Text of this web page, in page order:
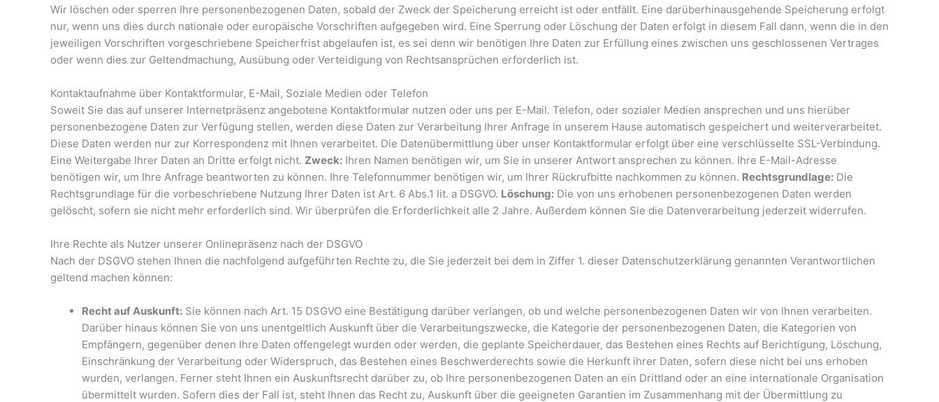
Wir löschen oder sperren Ihre personenbezogenen Daten, sobald der Zweck der Speicherung erreicht ist oder entfällt. Eine darüberhinausgehende Speicherung erfolgt
nur, wenn uns dies durch nationale oder europäische Vorschriften aufgegeben wird. Eine Sperrung oder Löschung der Daten erfolgt in diesem Fall dann, wenn die in den
jeweiligen Vorschriften vorgeschriebene Speicherfrist abgelaufen ist, es sei denn wir benötigen Ihre Daten zur Erfüllung eines zwischen uns geschlossenen Vertrages
oder wenn dies zur Geltendmachung, Ausübung oder Verteidigung von Rechtsansprüchen erforderlich ist.
Kontaktaufnahme über Kontaktformular, E-Mail, Soziale Medien oder Telefon
Soweit Sie das auf unserer Internetpräsenz angebotene Kontaktformular nutzen oder uns per E-Mail. Telefon, oder sozialer Medien ansprechen und uns hierüber
personenbezogene Daten zur Verfügung stellen, werden diese Daten zur Verarbeitung Ihrer Anfrage in unserem Hause automatisch gespeichert und weiterverarbeitet.
Diese Daten werden nur zur Korrespondenz mit Ihnen verarbeitet. Die Datenübermittlung über unser Kontaktformular erfolgt über eine verschlüsselte SSL-Verbindung.
Eine Weitergabe Ihrer Daten an Dritte erfolgt nicht. Zweck: Ihren Namen benötigen wir, um Sie in unserer Antwort ansprechen zu können. Ihre E-Mail-Adresse
benötigen wir, um Ihre Anfrage beantworten zu können. Ihre Telefonnummer benötigen wir, um Ihrer Rückrufbitte nachkommen zu können. Rechtsgrundlage: Die
Rechtsgrundlage für die vorbeschriebene Nutzung Ihrer Daten ist Art. 6 Abs.1 lit. a DSGVO. Löschung: Die von uns erhobenen personenbezogenen Daten werden
gelöscht, sofern sie nicht mehr erforderlich sind. Wir überprüfen die Erforderlichkeit alle 2 Jahre. Außerdem können Sie die Datenverarbeitung jederzeit widerrufen.
Ihre Rechte als Nutzer unserer Onlinepräsenz nach der DSGVO
Nach der DSGVO stehen Ihnen die nachfolgend aufgeführten Rechte zu, die Sie jederzeit bei dem in Ziffer 1. dieser Datenschutzerklärung genannten Verantwortlichen
geltend machen können:
Recht auf Auskunft: Sie können nach Art. 15 DSGVO eine Bestätigung darüber verlangen, ob und welche personenbezogenen Daten wir von Ihnen verarbeiten.
Darüber hinaus können Sie von uns unentgeltlich Auskunft über die Verarbeitungszwecke, die Kategorie der personenbezogenen Daten, die Kategorien von
Empfängern, gegenüber denen Ihre Daten offengelegt wurden oder werden, die geplante Speicherdauer, das Bestehen eines Rechts auf Berichtigung, Löschung,
Einschränkung der Verarbeitung oder Widerspruch, das Bestehen eines Beschwerderechts sowie die Herkunft ihrer Daten, sofern diese nicht bei uns erhoben
wurden, verlangen. Ferner steht Ihnen ein Auskunftsrecht darüber zu, ob Ihre personenbezogenen Daten an ein Drittland oder an eine internationale Organisation
übermittelt wurden. Sofern dies der Fall ist, steht Ihnen das Recht zu, Auskunft über die geeigneten Garantien im Zusammenhang mit der Übermittlung zu